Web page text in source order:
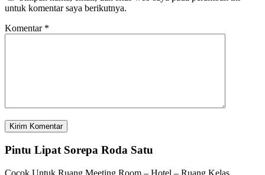
untuk komentar saya berikutnya.
Komentar *
Pintu Lipat Sorepa Roda Satu
Cocok Untuk Ruang Meeting Room – Hotel – Ruang Kelas